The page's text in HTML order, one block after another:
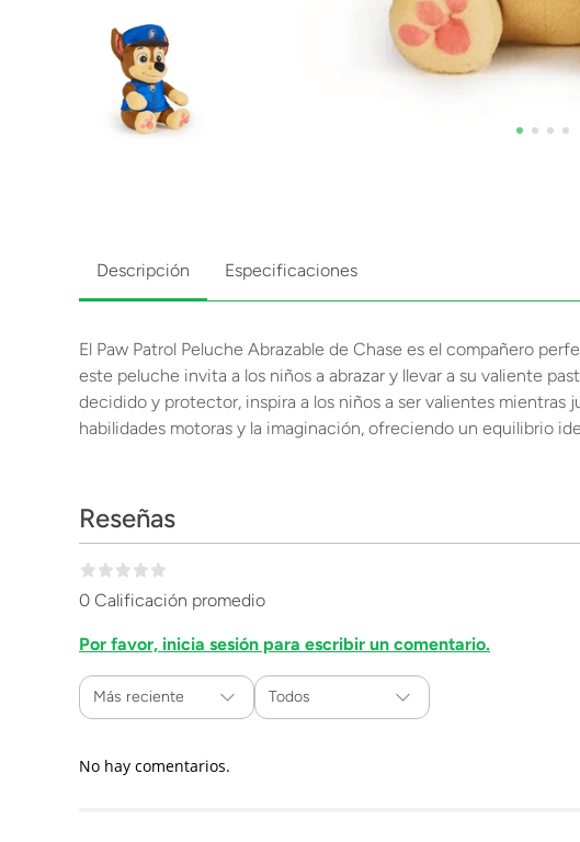
Descripción Especificaciones
El Paw Patrol Peluche Abrazable de Chase es el compañero
este peluche invita a los niños a abrazar y llevar a su valiente
decidido y protector, inspira a los niños a ser valientes mientras
habilidades motoras y la imaginación, ofreciendo un equilibrio
Reseñas
0 Calificación promedio
Por favor, inicia sesión para escribir un comentario.
Más reciente Todos
No hay comentarios.